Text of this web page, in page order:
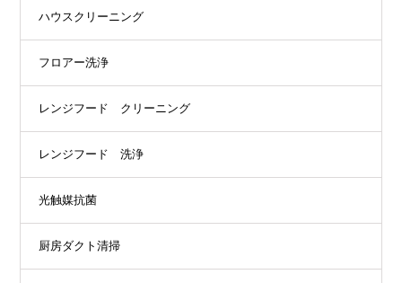
ハウスクリーニング
フロアー洗浄
レンジフード クリーニング
レンジフード 洗浄
光触媒抗菌
厨房ダクト清掃